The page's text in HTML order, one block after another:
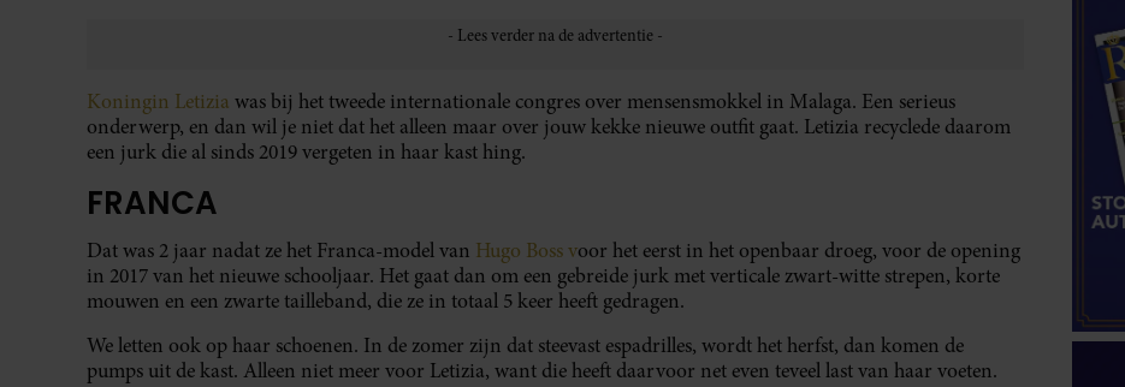
Koningin Letizia was bij het tweede internationale congres over mensensmokkel in Malaga. Een serieus
onderwerp, en dan wil je niet dat het alleen maar over jouw kekke nieuwe outfit gaat. Letizia recyclede daarom
een jurk die al sinds 2019 vergeten in haar kast hing.
FRANCA
Dat was 2 jaar nadat ze het Franca-model van Hugo Boss voor het eerst in het openbaar droeg, voor de opening
in 2017 van het nieuwe schooljaar. Het gaat dan om een gebreide jurk met verticale zwart-witte strepen, korte
mouwen en een zwarte tailleband, die ze in totaal 5 keer heeft gedragen.
We letten ook op haar schoenen. In de zomer zijn dat steevast espadrilles, wordt het herfst, dan komen de
pumps uit de kast. Alleen niet meer voor Letizia, want die heeft daarvoor net even teveel last van haar voeten.